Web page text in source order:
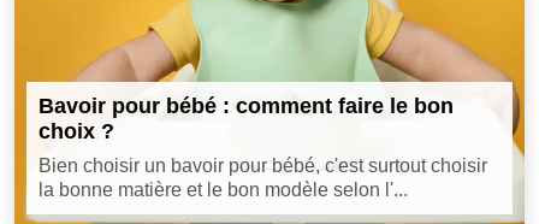
Bavoir pour bébé : comment faire le bon
choix ?
Bien choisir un bavoir pour bébé, c'est surtout choisir
la bonne matière et le bon modèle selon l'...